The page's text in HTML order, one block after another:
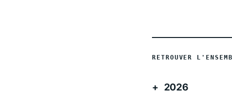
RETROUVER
2026